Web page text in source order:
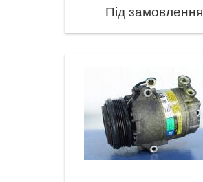
Під замовлення